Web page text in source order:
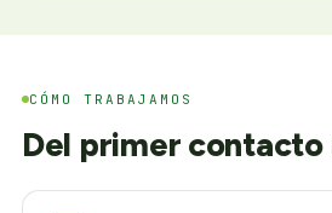
CÓMO TRABAJAMOS
Del primer contacto